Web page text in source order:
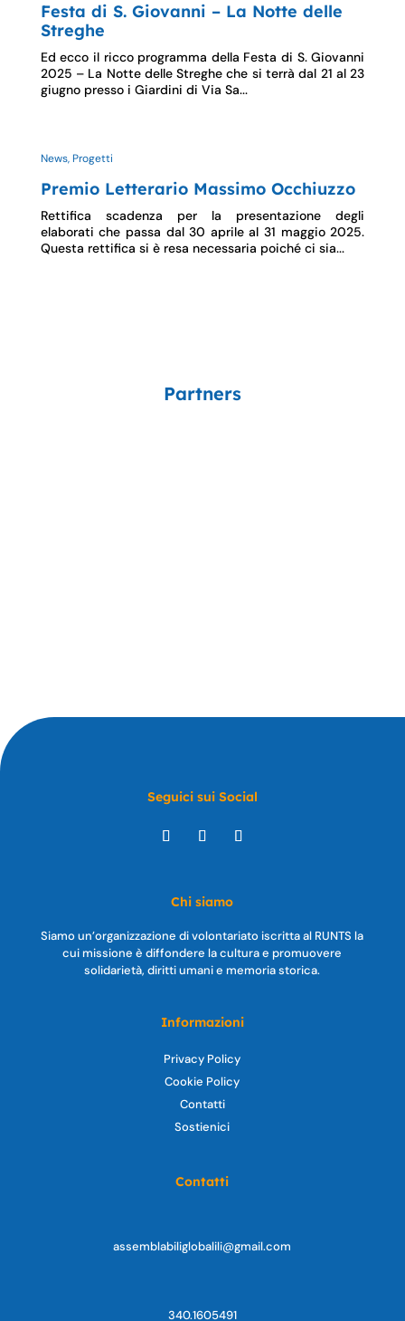
Festa di S. Giovanni – La Notte delle
Streghe
Ed ecco il ricco programma della Festa di S. Giovanni
2025 – La Notte delle Streghe che si terrà dal 21 al 23
giugno presso i Giardini di Via Sa...
News, Progetti
Premio Letterario Massimo Occhiuzzo
Rettifica scadenza per la presentazione degli
elaborati che passa dal 30 aprile al 31 maggio 2025.
Questa rettifica si è resa necessaria poiché ci sia...
Partners
Seguici sui Social
Chi siamo
Siamo un’organizzazione di volontariato iscritta al RUNTS la
cui missione è diffondere la cultura e promuovere
solidarietà, diritti umani e memoria storica.
Informazioni
Privacy Policy
Cookie Policy
Contatti
Sostienici
Contatti
assemblabiliglobalili@gmail.com
340.1605491